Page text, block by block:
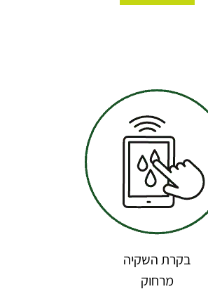
בקרת השקיה
מרחוק